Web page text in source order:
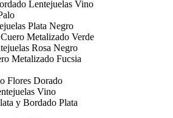
Lentejuelas Vino
Plata Negro
Metalizado Verde
Rosa Negro
Metalizado Fucsia
Flores Dorado
Vino
y Bordado Plata